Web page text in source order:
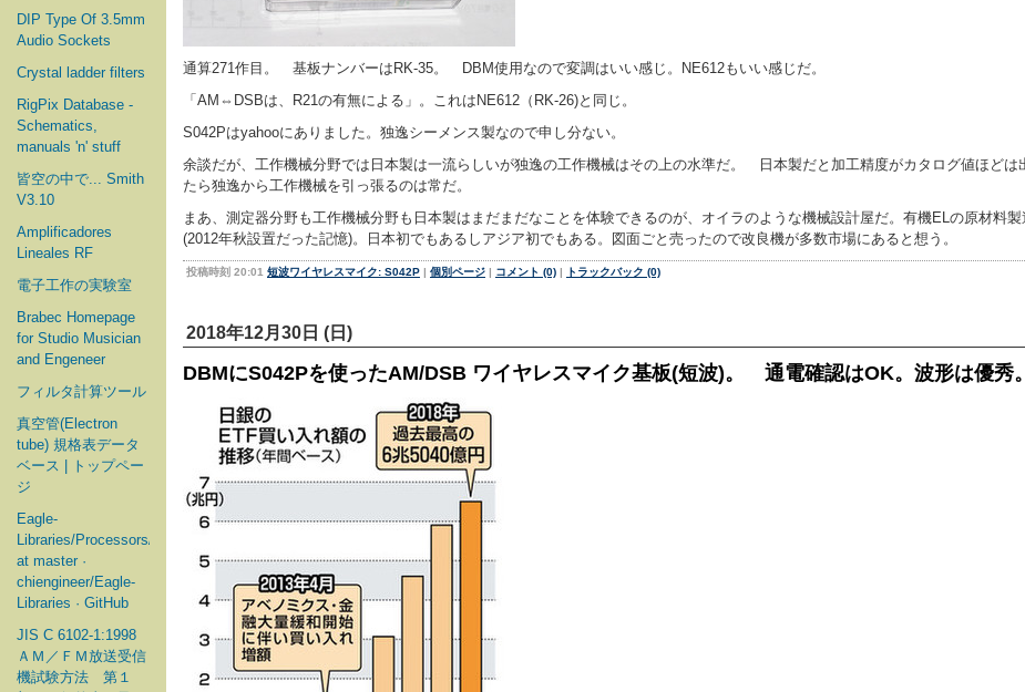
DIP Type Of 3.5mm
Audio Sockets
Crystal ladder filters
RigPix Database -
Schematics,
manuals 'n' stuff
皆空の中で... Smith
V3.10
Amplificadores
Lineales RF
電子工作の実験室
Brabec Homepage
for Studio Musician
and Engeneer
フィルタ計算ツール
真空管(Electron
tube) 規格表データ
ベース | トップペー
ジ
Eagle-
Libraries/Processors/Microchip
at master ·
chiengineer/Eagle-
Libraries · GitHub
JIS C 6102-1:1998
ＡＭ／ＦＭ放送受信
機試験方法 第１
通算271作目。 基板ナンバーはRK-35。 DBM使用なので変調はいい感じ。NE612もいい感じだ。
「AM⇔DSBは、R21の有無による」。これはNE612（RK-26)と同じ。
S042Pはyahooにありました。独逸シーメンス製なので申し分ない。
余談だが、工作機械分野では日本製は一流らしいが独逸の工作機械はその上の水準だ。 日本製だと加工精度がカタログ値ほど
たら独逸から工作機械を引っ張るのは常だ。
まあ、測定器分野も工作機械分野も日本製はまだまだなことを体験できるのが、オイラのような機械設計屋だ。有機ELの原材料製
(2012年秋設置だった記憶)。日本初でもあるしアジア初でもある。図面ごと売ったので改良機が多数市場にあると想う。
投稿時刻 20:01 短波ワイヤレスマイク: S042P | 個別ページ | コメント (0) | トラックバック (0)
2018年12月30日 (日)
DBMにS042Pを使ったAM/DSB ワイヤレスマイク基板(短波)。 通電確認はOK。波形は優秀。